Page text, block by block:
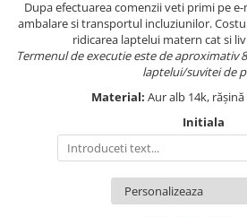
Dupa efectuarea comenzii veti primi pe
ambalare si transportul incluziunilor.
ridicarea laptelui matern cat si
Termenul de executie este de aproximativ
laptelui/suvitei de
Material: Aur alb 14k,
Initiala